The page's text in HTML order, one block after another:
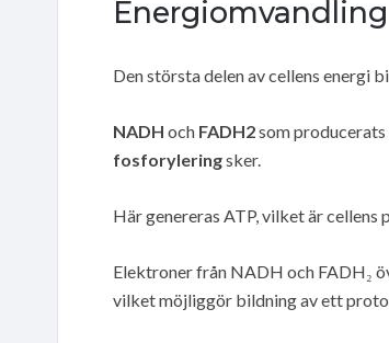
Den största delen av cellens energi
NADH och FADH2som
fosforyleringsker.
Här genereras ATP, vilket är cellens
Elektroner från NADH och FADH₂
vilket möjliggör bildning av ett